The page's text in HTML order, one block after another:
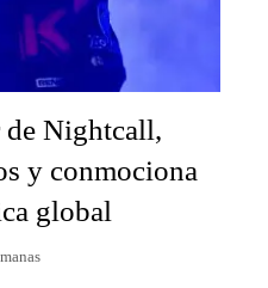
Nightcall,
y conmociona
global